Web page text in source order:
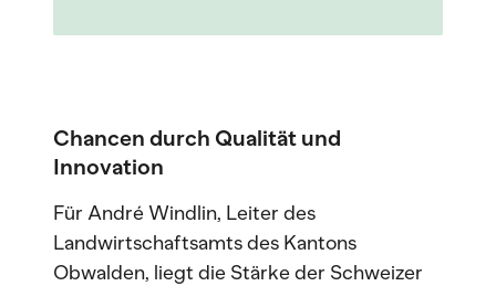
Chancen durch Qualität und
Innovation
Für André Windlin, Leiter des
Landwirtschaftsamts des Kantons
Obwalden, liegt die Stärke der Schweizer